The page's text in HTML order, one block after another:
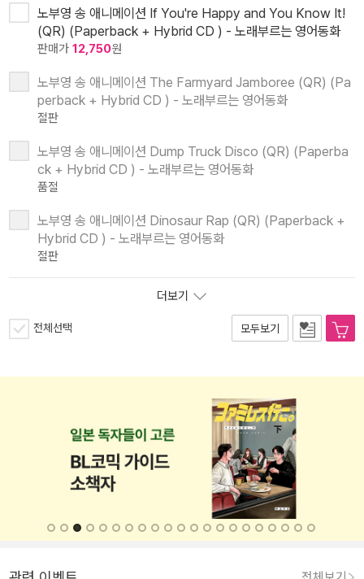
노부영 송 애니메이션 If You're Happy and You Know It!
(QR) (Paperback + Hybrid CD ) - 노래부르는 영어동화
판매가 12,750원
노부영 송 애니메이션 The Farmyard Jamboree (QR) (Pa
perback + Hybrid CD ) - 노래부르는 영어동화
절판
노부영 송 애니메이션 Dump Truck Disco (QR) (Paperba
ck + Hybrid CD ) - 노래부르는 영어동화
품절
노부영 송 애니메이션 Dinosaur Rap (QR) (Paperback +
Hybrid CD ) - 노래부르는 영어동화
절판
더보기
전체선택 모두보기